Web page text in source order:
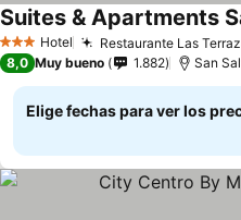
3 Estrellas
Hotel Restaurante Las
Suites & Apartments
8,0 Muy bueno 1.882 San
Elige fechas para ver los